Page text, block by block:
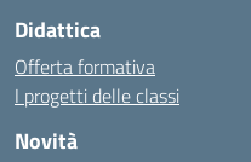
Didattica
Offerta formativa
I progetti delle classi
Novità